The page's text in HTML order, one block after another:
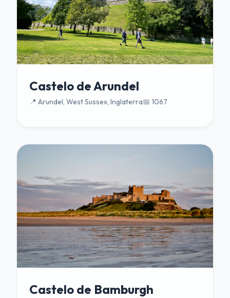
Castelo de Arundel
📍 Arundel, West Sussex, Inglaterra📅 1067
Castelo de Bamburgh